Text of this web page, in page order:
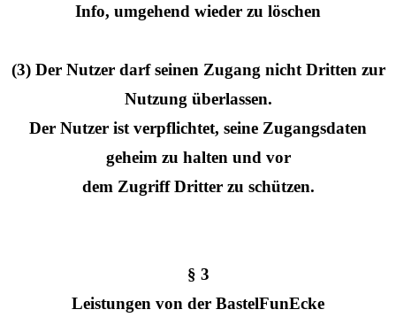
Info, umgehend wieder zu löschen
(3) Der Nutzer darf seinen Zugang nicht Dritten zur
Nutzung überlassen.
Der Nutzer ist verpflichtet, seine Zugangsdaten
geheim zu halten und vor
dem Zugriff Dritter zu schützen.
§ 3
Leistungen von der BastelFunEcke